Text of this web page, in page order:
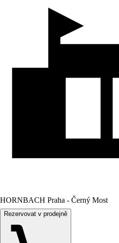
HORNBACH Praha - Černý Most
Rezervovat v prodejně